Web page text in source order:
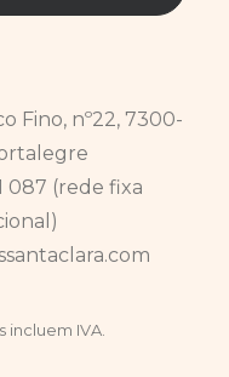
Fino, nº22, 7300-
087 (rede fixa
incluem IVA.